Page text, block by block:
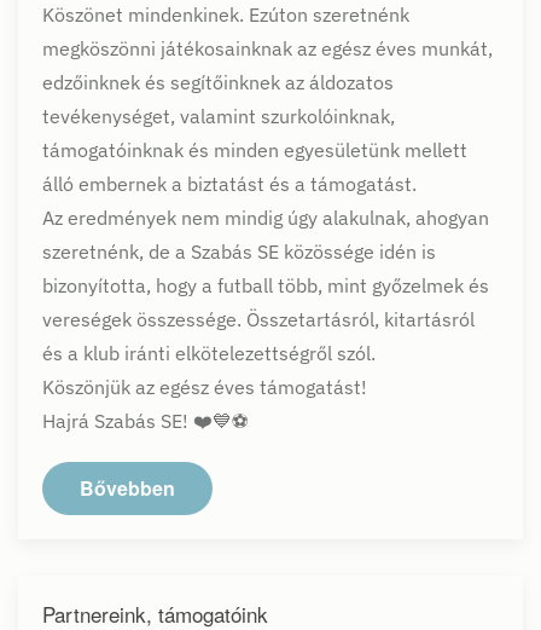
Köszönet mindenkinek. Ezúton szeretnénk
megköszönni játékosainknak az egész éves munkát,
edzőinknek és segítőinknek az áldozatos
tevékenységet, valamint szurkolóinknak,
támogatóinknak és minden egyesületünk mellett
álló embernek a biztatást és a támogatást.
Az eredmények nem mindig úgy alakulnak, ahogyan
szeretnénk, de a Szabás SE közössége idén is
bizonyította, hogy a futball több, mint győzelmek és
vereségek összessége. Összetartásról, kitartásról
és a klub iránti elkötelezettségről szól.
Köszönjük az egész éves támogatást!
Hajrá Szabás SE! ❤️💙⚽
Bővebben
Partnereink, támogatóink